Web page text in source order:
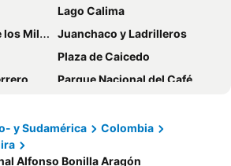
de Cali
Aparta Hotel Plaza Real Norte
Antope - Apartaestudios
Hotel MS Pacifico Chipichape
Cali
Hotel Brisas De Calima
Hotel Campestre el Fuerte
Lago Calima
de Buga
Juanchaco y Ladrilleros
Plaza de Caicedo
Parque Nacional del Café
Museo del Oro
y Sudamérica
Colombia
Alfonso Bonilla Aragón